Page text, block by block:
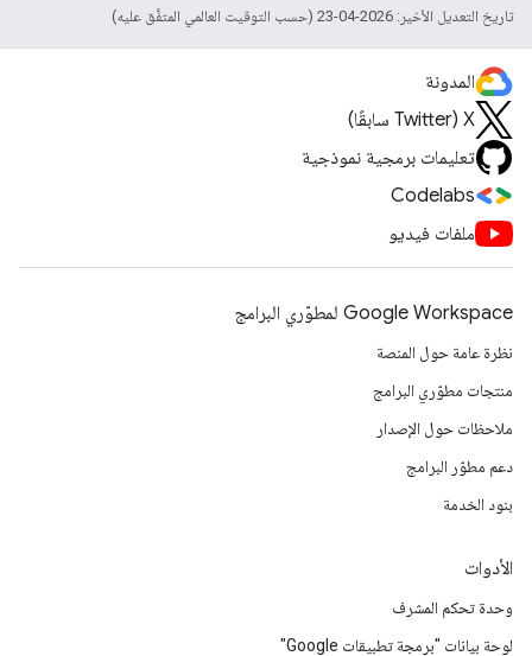
تاريخ التعديل الأخير: 2026-04-23 (حسب التوقيت العالمي المتفَّق عليه)
المدونة
‫X ‏(Twitter سابقًا)
تعليمات برمجية نموذجية
Codelabs
ملفات فيديو
Google Workspace لمطوّري البرامج
نظرة عامة حول المنصة
منتجات مطوّري البرامج
ملاحظات حول الإصدار
دعم مطوّر البرامج
بنود الخدمة
الأدوات
وحدة تحكم المشرف
لوحة بيانات "برمجة تطبيقات Google"